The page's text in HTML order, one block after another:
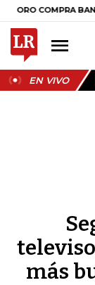
COMPRA BANCO DE
EN VIVO
más